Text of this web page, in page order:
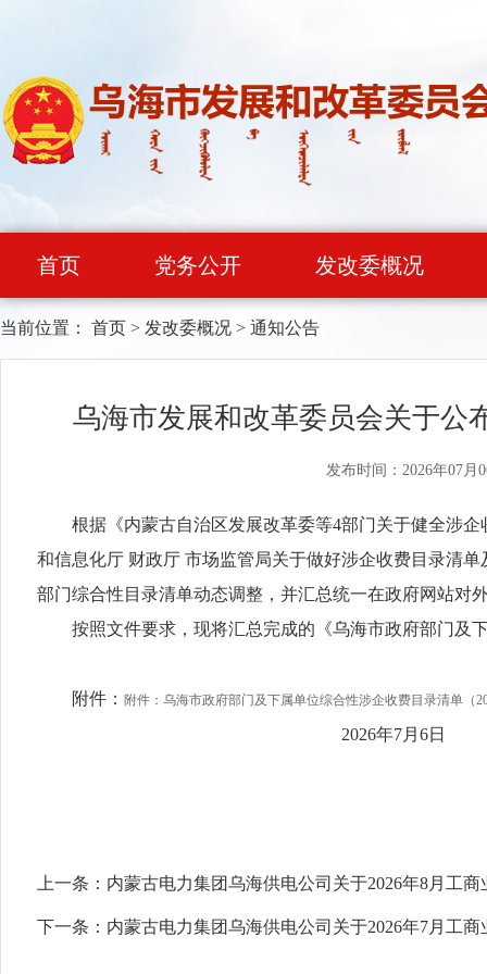
首页 党务公开 发改委概况
当前位置： 首页 > 发改委概况 > 通知公告
乌海市发展和改革委员会关于公
发布时间：2026年07月
根据《内蒙古自治区发展改革委等4部门关于健全涉企
和信息化厅 财政厅 市场监管局关于做好涉企收费目录清
部门综合性目录清单动态调整，并汇总统一在政府网站对
按照文件要求，现将汇总完成的《乌海市政府部门及
附件： 附件：乌海市政府部门及下属单位综合性涉企收费目录清单（
2026年7月6日
上一条： 内蒙古电力集团乌海供电公司关于2026年8月工
下一条： 内蒙古电力集团乌海供电公司关于2026年7月工